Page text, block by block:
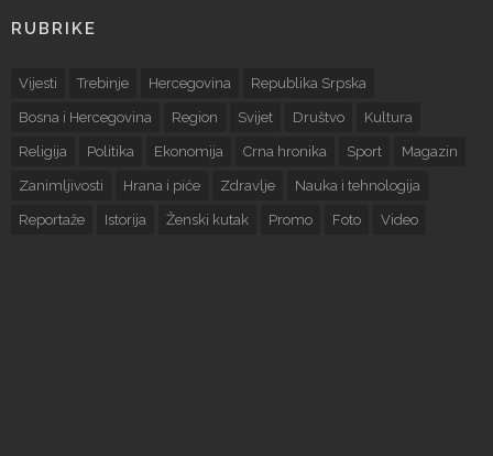
RUBRIKE
Vijesti Trebinje Hercegovina Republika Srpska
Bosna i Hercegovina Region Svijet Društvo Kultura
Religija Politika Ekonomija Crna hronika Sport Magazin
Zanimljivosti Hrana i piće Zdravlje Nauka i tehnologija
Reportaže Istorija Ženski kutak Promo Foto Video